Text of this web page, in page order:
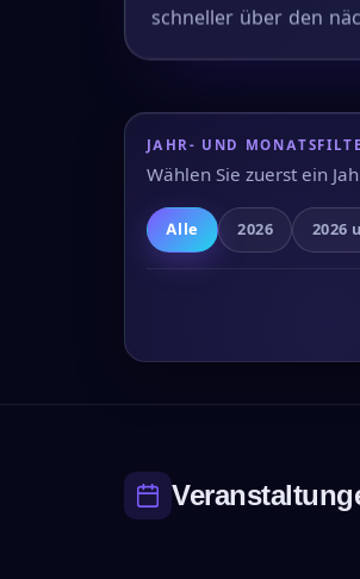
schneller über den
JAHR- UND
Wählen Sie zuerst ein
Alle 2026 2026